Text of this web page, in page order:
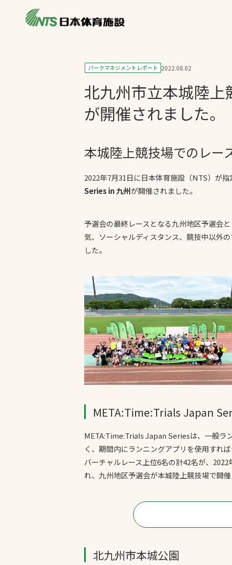
ニュース
ライブラリ
施設別カテゴリー
施設別一覧を見る
主力製品
熱中症対策ミスト
工芝
環境対応ウレタン
文字の見えづらさや操作にお困りの方へ
パークマネジメントレポート 2022.08.02
北九州市立本城陸
が開催されました。
本城陸上競技場でのレー
2022年7月31日に日本体育施設（NTS）が
Series in 九州が開催されました。
予選会の最終レースとなる九州地区予選会
気、ソーシャルディスタンス、競技中以外
した。
META:Time:Trials Japan
META:Time:Trials Japan Seriesは、一般ラ
く、期間内にランニングアプリを使用すれ
バーチャルレース上位6名の計42名が、
れ、九州地区予選会が本城陸上競技場で開催
北九州市本城公園